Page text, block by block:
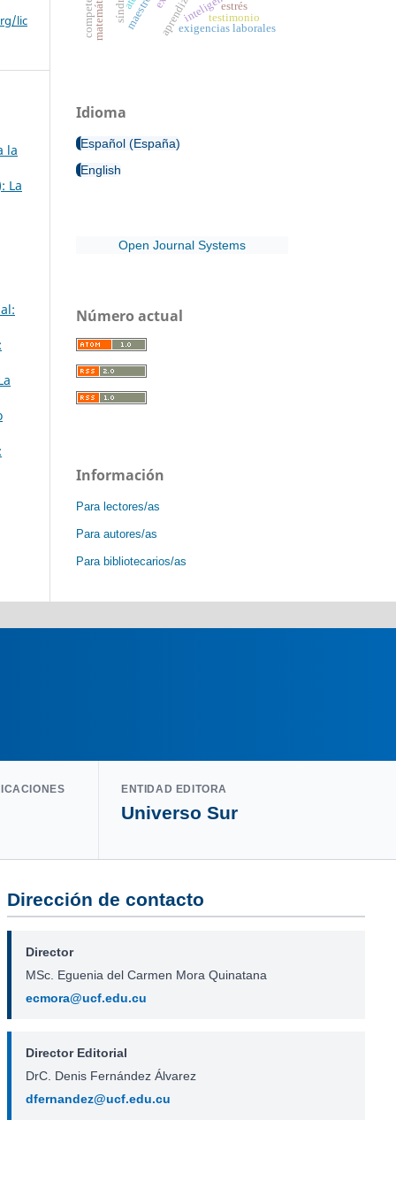
lic
la
La
estrés
exigencias laborales
testimonio
Idioma
Español (España)
English
Open Journal Systems
Número actual
Información
Para lectores/as
Para autores/as
Para bibliotecarios/as
ENTIDAD EDITORA
Universo Sur
Dirección de contacto
Director
MSc. Eguenia del Carmen Mora Quinatana
ecmora@ucf.edu.cu
Director Editorial
DrC. Denis Fernández Álvarez
dfernandez@ucf.edu.cu